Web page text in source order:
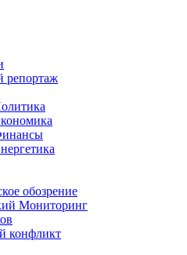
репортаж
обозрение
Мониторинг
конфликт